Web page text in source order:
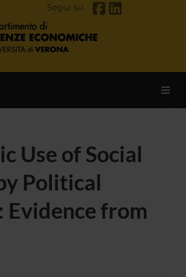
Segui su
Use of Social
Political
Evidence from